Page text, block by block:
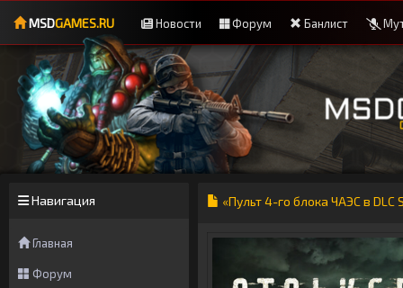
MSDGAMES.RU Новости Форум Банлист
Навигация
Главная
Форум
«Пульт 4-го блока ЧАЭС в DLC